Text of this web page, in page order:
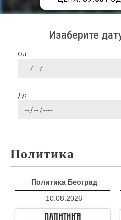
Изаберите
Од
До
Политика
Политика Београд
10.08.2026